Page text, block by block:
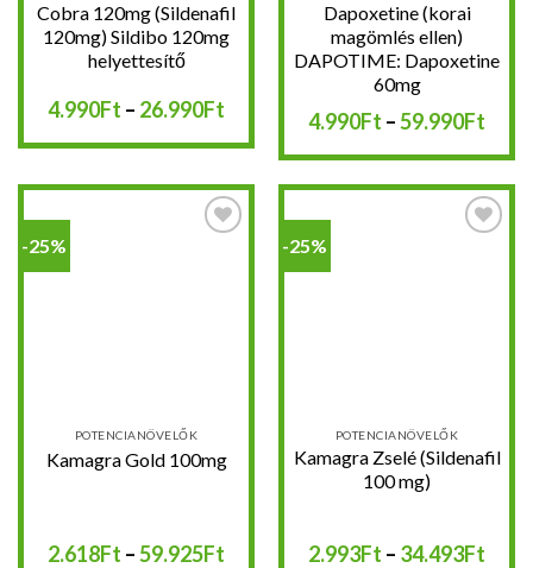
Cobra 120mg (Sildenafil
120mg) Sildibo 120mg
helyettesítő
4.990Ft – 26.990Ft Ártartomány:
-
Dapoxetine (korai
magömlés ellen)
DAPOTIME: Dapoxetine
60mg
4.990Ft –59.990Ft
-
-25%
POTENCIANÖVELŐK
Kamagra Gold 100mg
2.618Ft –59.925Ft Ártartomány:
-25%
POTENCIANÖVELŐK
Kamagra Zselé (Sildenafil
100 mg)
2.993Ft – 34.493Ft